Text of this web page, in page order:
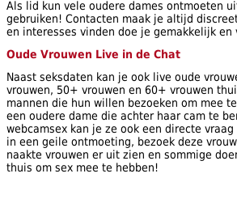
Als lid kun vele oudere dames ontmoeten
gebruiken! Contacten maak je altijd
en interesses vinden doe je gemakkelijk en
Oude Vrouwen Live in de Chat
Naast seksdaten kan je ook live oude
vrouwen, 50+ vrouwen en 60+ vrouwen
mannen die hun willen bezoeken om mee
een oudere dame die achter haar cam te
webcamsex kan je ze ook een directe
in een geile ontmoeting, bezoek deze
naakte vrouwen er uit zien en sommige
thuis om sex mee te hebben!